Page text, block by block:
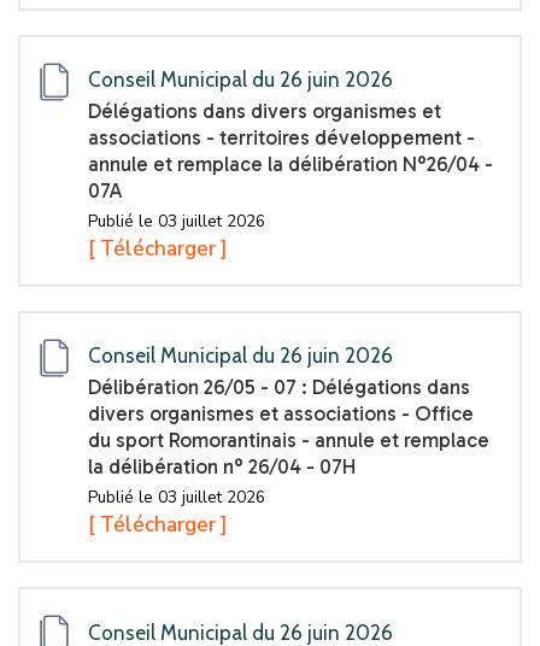
Conseil Municipal du 26 juin 2026
Délégations dans divers organismes et
associations - territoires développement -
annule et remplace la délibération N°26/04 -
07A
Publié le 03 juillet 2026
[ Télécharger ]
Conseil Municipal du 26 juin 2026
Délibération 26/05 - 07 : Délégations dans
divers organismes et associations - Office
du sport Romorantinais - annule et remplace
la délibération n° 26/04 - 07H
Publié le 03 juillet 2026
[ Télécharger ]
Conseil Municipal du 26 juin 2026